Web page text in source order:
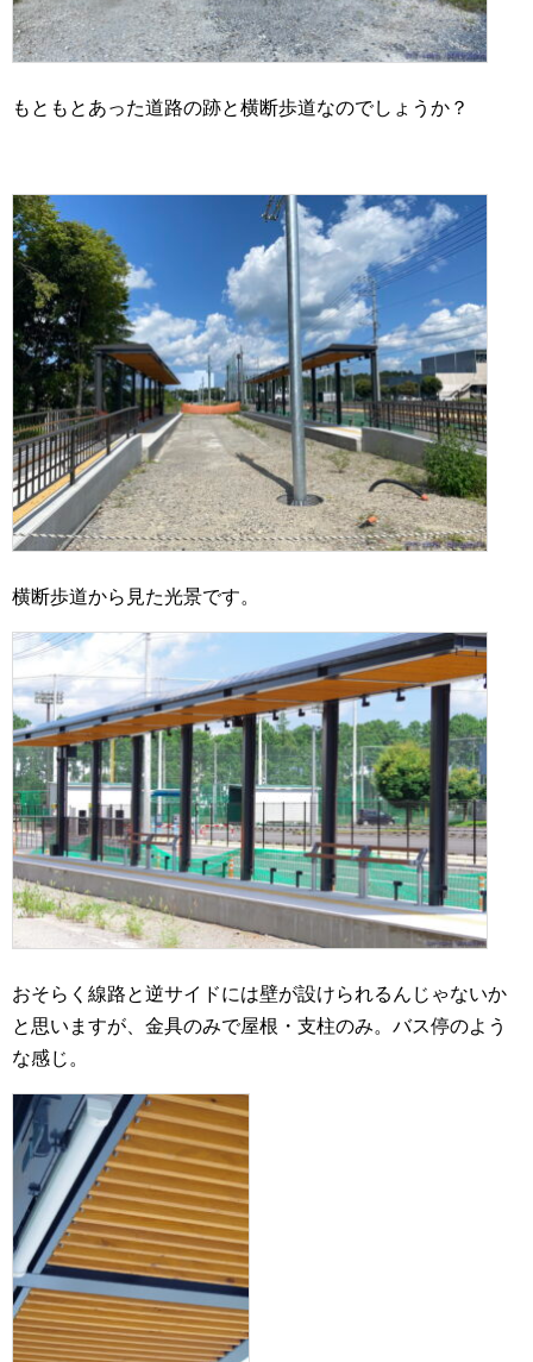
もともとあった道路の跡と横断歩道なのでしょうか？
横断歩道から見た光景です。
おそらく線路と逆サイドには壁が設けられるんじゃないか
と思いますが、金具のみで屋根・支柱のみ。バス停のよう
な感じ。